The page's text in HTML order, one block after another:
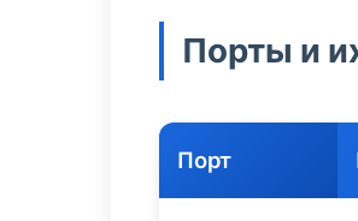
Порты и
Порт